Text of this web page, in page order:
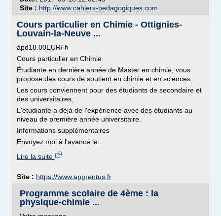
Site : http://www.cahiers-pedagogiques.com
Cours particulier en Chimie - Ottignies-
Louvain-la-Neuve ...
àpd18.00EUR/ h
Cours particulier en Chimie
Étudiante en dernière année de Master en chimie, vous
propose des cours de soutient en chimie et en sciences.
Les cours conviennent pour des étudiants de secondaire et
des universitaires.
L'étudiante a déjà de l'expérience avec des étudiants au
niveau de première année universitaire.
Informations supplémentaires
Envoyez moi à l'avance le...
Lire la suite
Site : https://www.apprentus.fr
Programme scolaire de 4ème : la
physique-chimie ...